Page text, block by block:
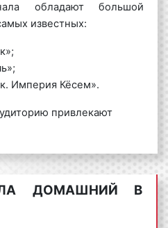
рекламных роликов на
сек. и более);
30 сек.).
обладают большой
известных:
Империя Кёсем».
привлекают
ДОМАШНИЙ В